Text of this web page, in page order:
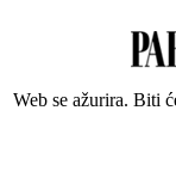
Web se ažurira. Biti